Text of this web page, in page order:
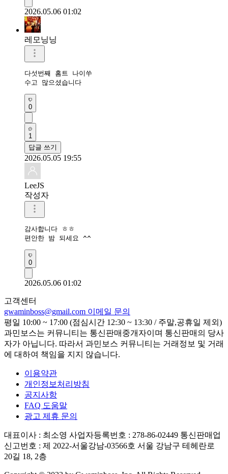
2026.05.06 01:02
레모닝닝
다섯번째 홈트 나이쑤
수고 많으셨습니다
0
1
답글 쓰기
2026.05.05 19:55
LeeJS
작성자
감사합니다 ㅎㅎ
편안한 밤 되세요 ^^
0
2026.05.06 01:02
고객센터
gwaminboss@gmail.com 이메일 문의
평일 10:00 ~ 17:00 (점심시간 12:30 ~ 13:30 / 주말,공휴일 제외)
과민보스는 커뮤니티는 통신판매중개자이며 통신판매의 당사
자가 아닙니다. 따라서 과민보스 커뮤니티는 거래정보 및 거래
에 대하여 책임을 지지 않습니다.
이용약관
개인정보처리방침
공지사항
FAQ 도움말
광고 제휴 문의
대표이사 : 최소영 사업자등록번호 : 278-86-02449 통신판매업
신고번호 : 제 2022-서울강남-03566호 서울 강남구 테헤란로
20길 18, 2층